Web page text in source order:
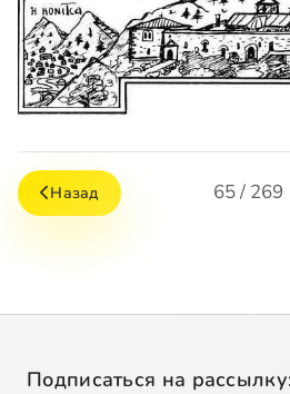
Назад 65 / 269
Подписаться на